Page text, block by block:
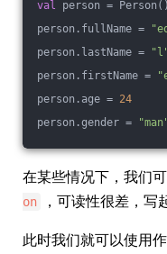
val person = Person()
person.fullName =
person.lastName =
person.firstName =
person.age = 24
person.gender =
在某些情况下，我们
on
，可读性很差，写
此时我们就可以使用